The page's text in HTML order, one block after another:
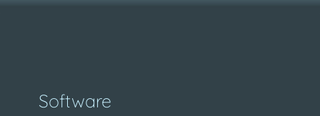
Software